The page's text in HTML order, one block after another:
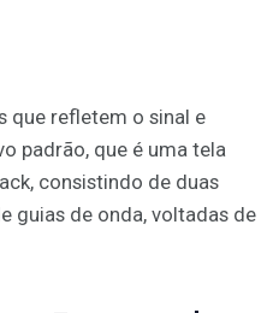
que refletem o sinal e
padrão, que é uma tela
consistindo de duas
guias de onda, voltadas de